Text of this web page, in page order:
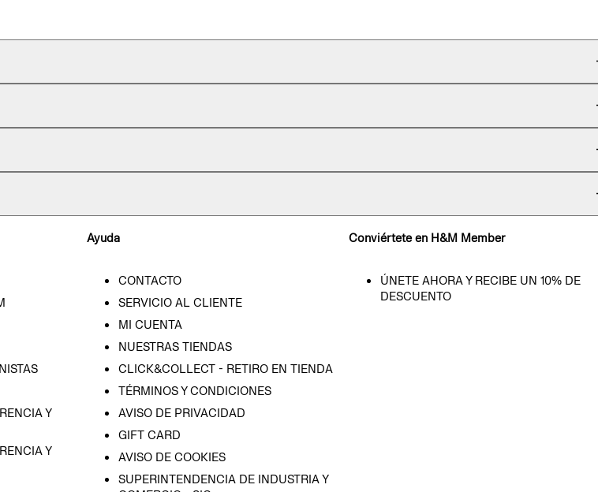
Y
Y
Ayuda
CONTACTO
SERVICIO AL CLIENTE
MI CUENTA
NUESTRAS TIENDAS
CLICK&COLLECT - RETIRO EN TIENDA
TÉRMINOS Y CONDICIONES
AVISO DE PRIVACIDAD
GIFT CARD
AVISO DE COOKIES
SUPERINTENDENCIA DE INDUSTRIA Y
Conviértete en H&M Member
ÚNETE AHORA Y RECIBE UN 10% DE
DESCUENTO